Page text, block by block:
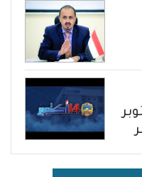
14 أكتوبر